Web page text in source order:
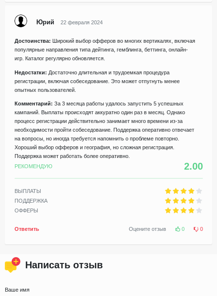
Юрий 22 февраля 2024
Достоинства: Широкий выбор офферов во многих вертикалях, включая
популярные направления типа дейтинга, гемблинга, беттинга, онлайн-
игр. Каталог регулярно обновляется.
Недостатки: Достаточно длительная и трудоемкая процедура
регистрации, включая собеседование. Это может отпугнуть менее
опытных пользователей.
Комментарий: За 3 месяца работы удалось запустить 5 успешных
кампаний. Выплаты происходят аккуратно один раз в месяц. Однако
процесс регистрации действительно занимает много времени из-за
необходимости пройти собеседование. Поддержка оперативно отвечает
на вопросы, но иногда требуется напомнить о проблеме повторно.
Хороший выбор офферов и география, но сложная регистрация.
Поддержка может работать более оперативно.
РЕКОМЕНДУЮ
2.00
ВЫПЛАТЫ
ПОДДЕРЖКА
ОФФЕРЫ
Ответить Оцените отзыв 0 0
Написать отзыв
Ваше имя